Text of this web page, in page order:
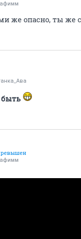
же опасно, ты же
быть